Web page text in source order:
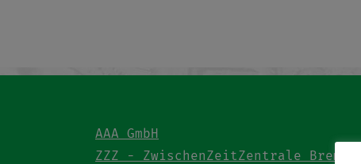
AAA GmbH
ZZZ - ZwischenZeitZentrale Bremen